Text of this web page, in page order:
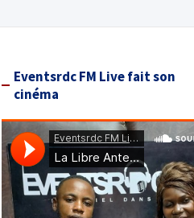
Eventsrdc FM Live fait son
cinéma